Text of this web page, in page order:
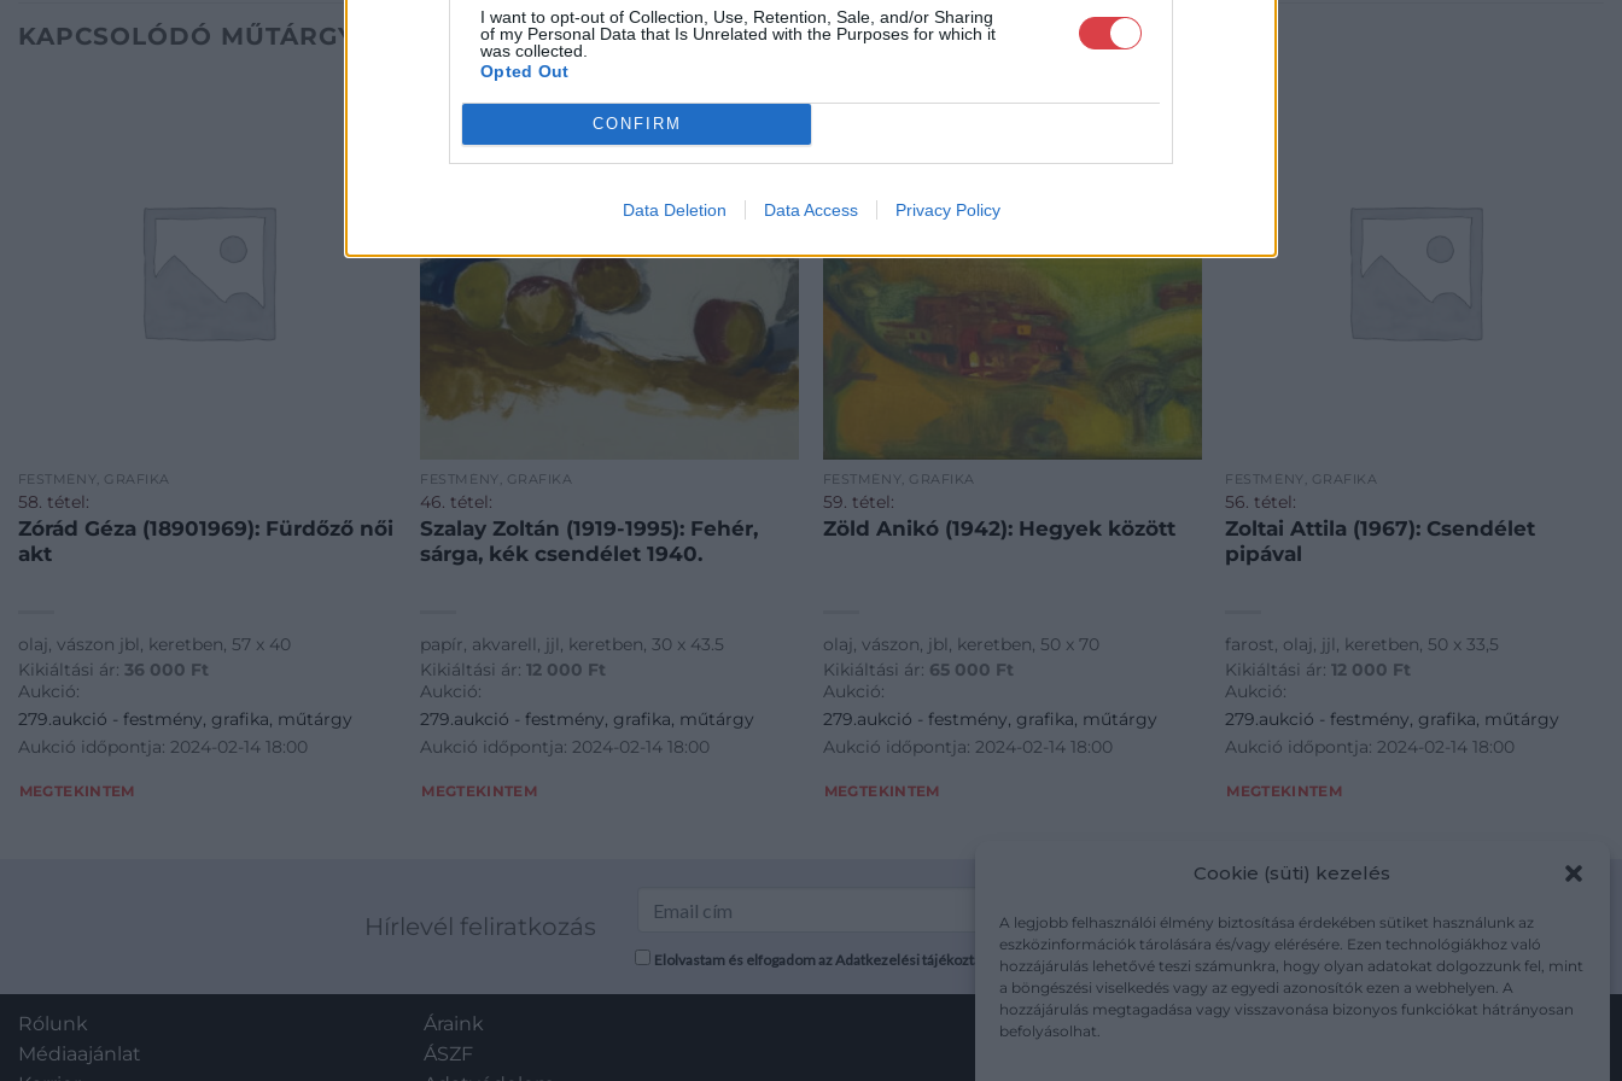
I want to opt-out of Collection, Use, Retention, Sale, and/or Sharing
of my Personal Data that Is Unrelated with the Purposes for which it
was collected.
Opted Out
CONFIRM
Data Deletion Data Access Privacy Policy
Cookie (süti) kezelés
A legjobb felhasználói élmény biztosítása érdekében sütiket használunk az
eszközinformációk tárolására és/vagy elérésére. Ezen technológiákhoz való
hozzájárulás lehetővé teszi számunkra, hogy olyan adatokat dolgozzunk fel, mint
a böngészési viselkedés vagy az egyedi azonosítók ezen a webhelyen. A
hozzájárulás megtagadása vagy visszavonása bizonyos funkciókat hátrányosan
befolyásolhat.
KAPCSOLÓDÓ MŰTÁRGYAK
FESTMÉNY, GRAFIKA
58. tétel:
Zórád Géza (18901969): Fürdőző női
akt
olaj, vászon jbl, keretben, 57 x 40
Kikiáltási ár: 36 000 Ft
Aukció:
279.aukció - festmény, grafika, műtárgy
Aukció időpontja: 2024-02-14 18:00
MEGTEKINTEM
FESTMÉNY, GRAFIKA
46. tétel:
Szalay Zoltán (1919-1995): Fehér,
sárga, kék csendélet 1940.
papír, akvarell, jjl, keretben, 30 x 43.5
Kikiáltási ár:12 000 Ft
Aukció:
279.aukció - festmény, grafika, műtárgy
Aukció időpontja: 2024-02-14 18:00
MEGTEKINTEM
FESTMÉNY, GRAFIKA
59. tétel:
Zöld Anikó (1942): Hegyek között
olaj, vászon, jbl, keretben, 50 x 70
Kikiáltási ár: 65 000 Ft
Aukció:
279.aukció - festmény, grafika, műtárgy
Aukció időpontja: 2024-02-14 18:00
MEGTEKINTEM
FESTMÉNY, GRAFIKA
56. tétel:
Zoltai Attila (1967): Csendélet
pipával
farost, olaj, jjl, keretben, 50 x 33,5
Kikiáltási ár:12 000 Ft
Aukció:
279.aukció - festmény, grafika, műtárgy
Aukció időpontja: 2024-02-14 18:00
MEGTEKINTEM
Hírlevél feliratkozás
Elolvastam és elfogadom az Adatkezelési tájékoztatót: mutargy.com/adatkezelesi-tajekoztato/
Rólunk
Médiaajánlat
Áraink
ÁSZF